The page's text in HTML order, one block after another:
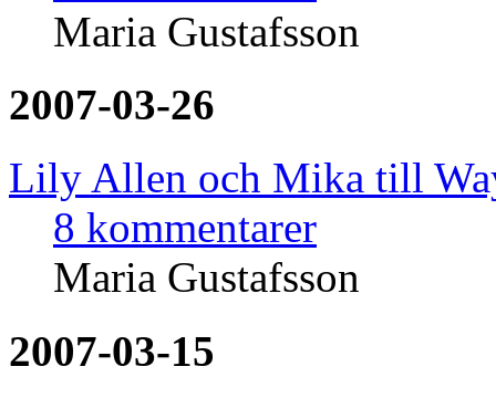
Maria Gustafsson
2007-03-26
Lily Allen och Mika till
8 kommentarer
Maria Gustafsson
2007-03-15